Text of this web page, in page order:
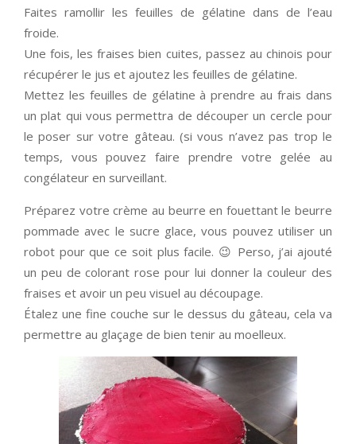
Faites ramollir les feuilles de gélatine dans de l’eau
froide.
Une fois, les fraises bien cuites, passez au chinois pour
récupérer le jus et ajoutez les feuilles de gélatine.
Mettez les feuilles de gélatine à prendre au frais dans
un plat qui vous permettra de découper un cercle pour
le poser sur votre gâteau. (si vous n’avez pas trop le
temps, vous pouvez faire prendre votre gelée au
congélateur en surveillant.
Préparez votre crème au beurre en fouettant le beurre
pommade avec le sucre glace, vous pouvez utiliser un
robot pour que ce soit plus facile. 😉 Perso, j’ai ajouté
un peu de colorant rose pour lui donner la couleur des
fraises et avoir un peu visuel au découpage.
Étalez une fine couche sur le dessus du gâteau, cela va
permettre au glaçage de bien tenir au moelleux.